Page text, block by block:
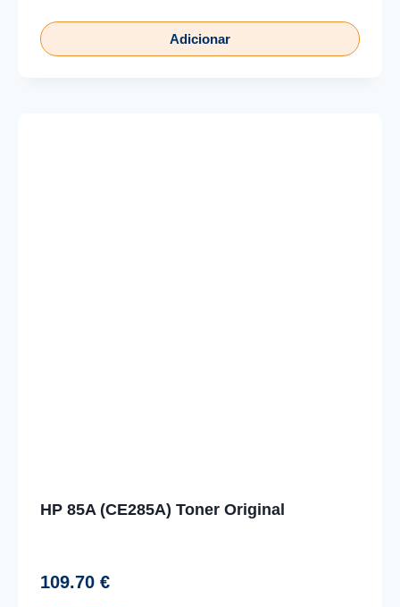
Adicionar
HP 85A (CE285A) Toner Original
109.70 €